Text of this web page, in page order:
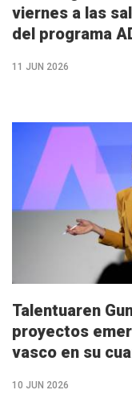
viernes a las
del programa
11 JUN 2026
Talentuaren
proyectos
vasco en su
10 JUN 2026